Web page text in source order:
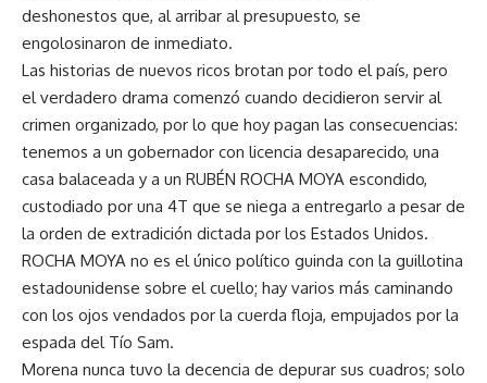
deshonestos que, al arribar al presupuesto, se
engolosinaron de inmediato.
Las historias de nuevos ricos brotan por todo el país, pero
el verdadero drama comenzó cuando decidieron servir al
crimen organizado, por lo que hoy pagan las consecuencias:
tenemos a un gobernador con licencia desaparecido, una
casa balaceada y a un RUBÉN ROCHA MOYA escondido,
custodiado por una 4T que se niega a entregarlo a pesar de
la orden de extradición dictada por los Estados Unidos.
ROCHA MOYA no es el único político guinda con la guillotina
estadounidense sobre el cuello; hay varios más caminando
con los ojos vendados por la cuerda floja, empujados por la
espada del Tío Sam.
Morena nunca tuvo la decencia de depurar sus cuadros; solo